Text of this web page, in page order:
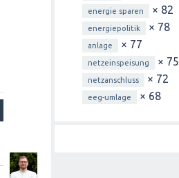
energie sparen × 82
energiepolitik × 78
anlage × 77
netzeinspeisung × 75
netzanschluss × 72
eeg-umlage × 68